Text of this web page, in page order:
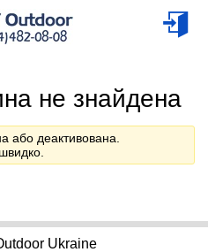
не знайдена
або деактивована.
Ukraine